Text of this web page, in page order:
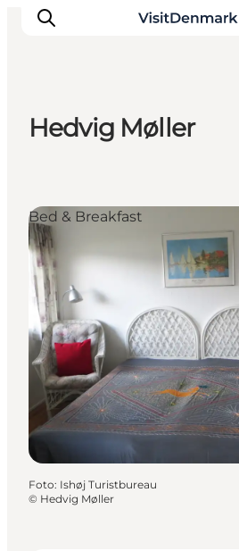
Cosa fare
Dove dormire
Pianifica il viaggio
Hedvig Møller
Bed & Breakfast
Foto: Ishøj Turistbureau
© Hedvig Møller